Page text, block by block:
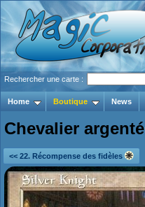
Rechercher une carte :
Home Boutique News
Chevalier argenté
<< 22. Récompense des fidèles